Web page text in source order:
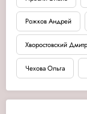
Рожков Андрей
Хворостовский
Чехова Ольга